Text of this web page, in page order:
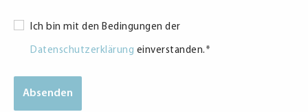
Consent
Ich bin mit den Bedingungen der
Datenschutzerklärung einverstanden. *